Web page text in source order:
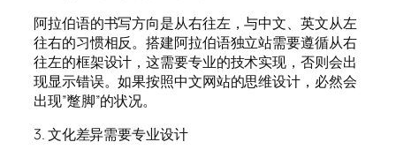
阿拉伯语的书写方向是从右往左，与中文、英文从左
往右的习惯相反。搭建阿拉伯语独立站需要遵循从右
往左的框架设计，这需要专业的技术实现，否则会出
现显示错误。如果按照中文网站的思维设计，必然会
出现”蹩脚”的状况。
3. 文化差异需要专业设计